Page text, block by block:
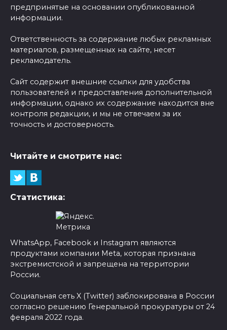
предпринятые на основании опубликованной
информации.
Ответственность за содержание любых рекламных
материалов, размещенных на сайте, несет
рекламодатель.
Сайт содержит внешние ссылки для удобства
пользователей и предоставления дополнительной
информации, однако их содержание находится вне
контроля редакции, и мы не отвечаем за их
точность и достоверность.
Читайте и смотрите нас:
Статистика:
WhatsApp, Facebook и Instagram являются
продуктами компании Meta, которая признана
экстремистской и запрещена на территории
России.
Социальная сеть X (Twitter) заблокирована в России
согласно решению Генеральной прокуратуры от 24
февраля 2022 года.